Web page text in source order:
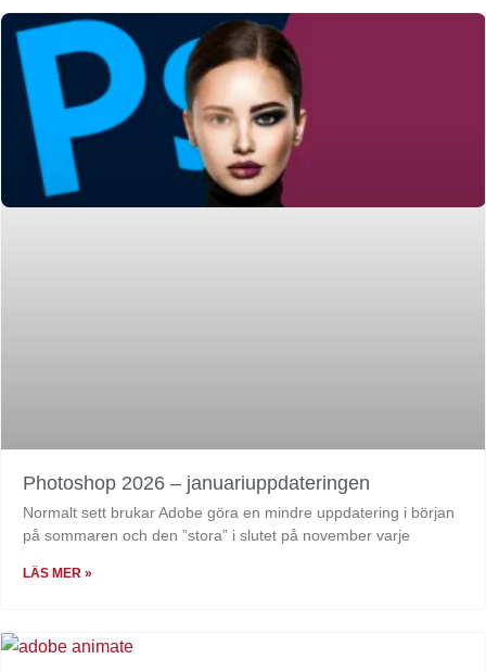
Photoshop 2026 – januariuppdateringen
Normalt sett brukar Adobe göra en mindre uppdatering i början
på sommaren och den ”stora” i slutet på november varje
LÄS MER »